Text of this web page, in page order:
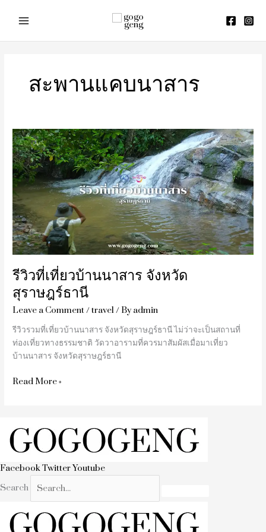
สะพานแคบนาสาร
รีวิวที่เที่ยวบ้านนาสาร จังหวัด
สุราษฎร์ธานี
Leave a Comment/travel/ Byadmin
รีวิวรวมที่เที่ยวบ้านนาสาร จังหวัดสุราษฎร์ธานี ไม่ว่าจะเป็นสถานที่
ท่องเที่ยวทางธรรมชาติ วัดวาอารามที่ควรมาสัมผัสเมื่อมาเที่ยว
บ้านนาสาร จังหวัดสุราษฎร์ธานี
รีวิว
ที่
เที่ยว
บ้านนาสาร
จังหวัด
สุราษฎร์ธานี
Read More »
FacebookTwitterYoutube
Search